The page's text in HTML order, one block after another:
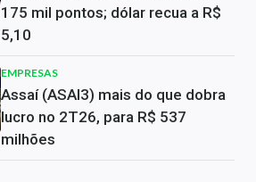
175 mil pontos; dólar recua a R$
5,10
EMPRESAS
Assaí (ASAI3) mais do que dobra
lucro no 2T26, para R$ 537
milhões